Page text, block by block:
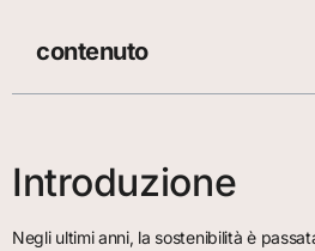
contenuto
Introduzione
Negli ultimi anni, la sostenibilità è